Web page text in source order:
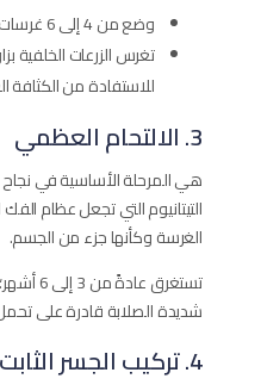
وضع من 4 إلى 6 غرسات فقط في الفك الواحد.
للاستفادة من الكثافة
3. الالتحام العظمي
هي المرحلة الأساسية في نجاح
التيتانيوم التي تجعل عظام
الغرسة وكأنها جزء من الجسم.
تستغرق
شديدة الصلابة قادرة على
4. تركيب الجسر الثابت والدائم